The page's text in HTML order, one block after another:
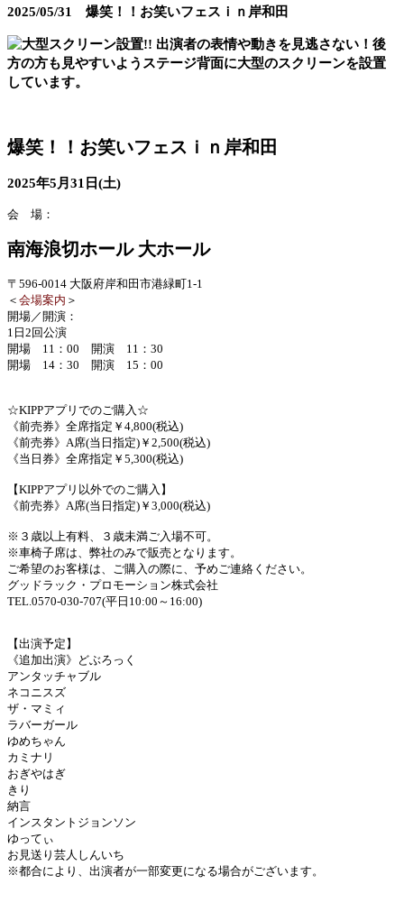
2025/05/31 爆笑！！お笑いフェスｉｎ岸和田
爆笑！！お笑いフェスｉｎ岸和田
2025年5月31日(土)
会 場：
南海浪切ホール 大ホール
〒596-0014 ⼤阪府岸和⽥市港緑町1-1
＜ 会場案内 ＞
開場／開演：
1日2回公演
開場 11：00 開演 11：30
開場 14：30 開演 15：00
☆KIPPアプリでのご購入☆
《前売券》全席指定￥4,800(税込)
《前売券》A席(当日指定)￥2,500(税込)
《当日券》全席指定￥5,300(税込)
【KIPPアプリ以外でのご購入】
《前売券》A席(当日指定)￥3,000(税込)
※３歳以上有料、３歳未満ご入場不可。
※車椅子席は、弊社のみで販売となります。
ご希望のお客様は、ご購入の際に、予めご連絡ください。
グッドラック・プロモーション株式会社
TEL.0570-030-707(平日10:00～16:00)
【出演予定】
《追加出演》どぶろっく
アンタッチャブル
ネコニスズ
ザ・マミィ
ラバーガール
ゆめちゃん
カミナリ
おぎやはぎ
きり
納言
インスタントジョンソン
ゆってぃ
お見送り芸人しんいち
※都合により、出演者が一部変更になる場合がございます。